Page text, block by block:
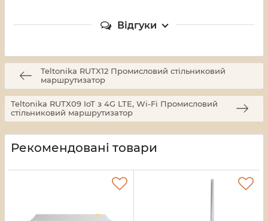
Відгуки
Teltonika RUTX12 Промисловий стільниковий
маршрутизатор
Teltonika RUTX09 IoT з 4G LTE, Wi-Fi Промисловий
стільниковий маршрутизатор
Рекомендовані товари